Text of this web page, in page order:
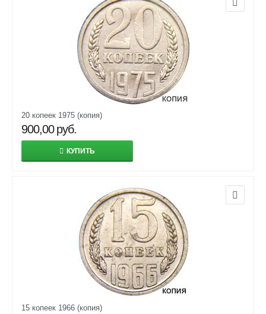
20 копеек 1975 (копия)
900,00 руб.
КУПИТЬ
15 копеек 1966 (копия)